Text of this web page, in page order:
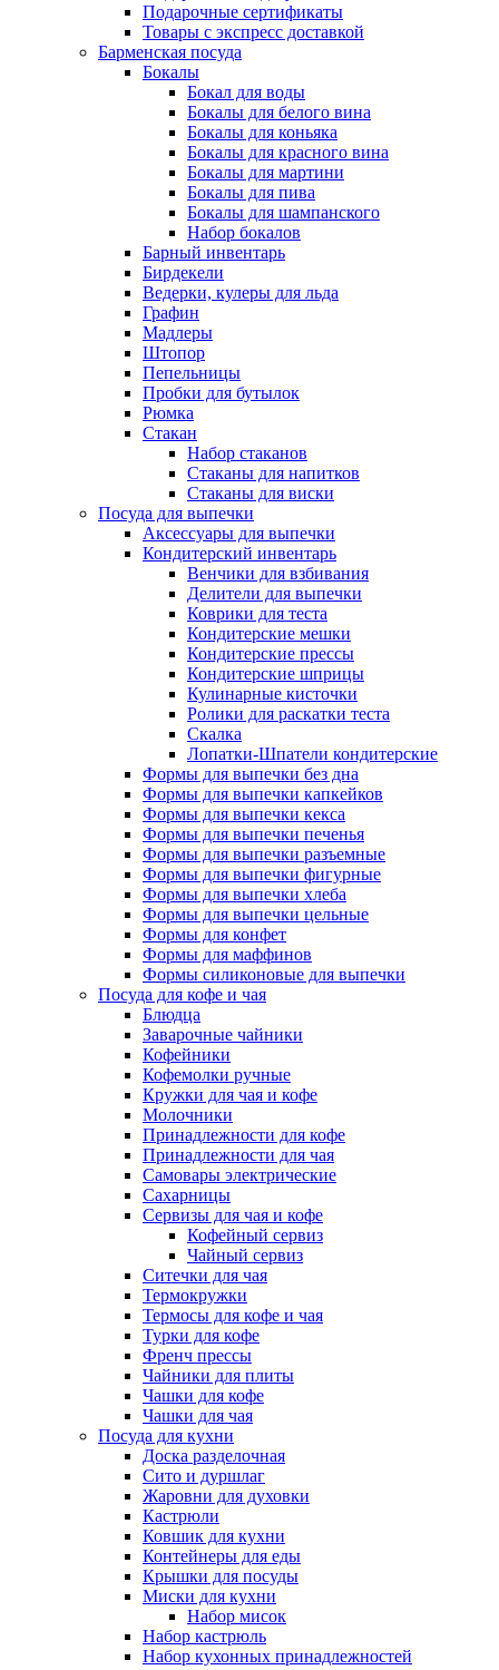
Подарочные сертификаты
Товары с экспресс доставкой
Барменская посуда
Бокалы
Бокал для воды
Бокалы для белого вина
Бокалы для коньяка
Бокалы для красного вина
Бокалы для мартини
Бокалы для пива
Бокалы для шампанского
Набор бокалов
Барный инвентарь
Бирдекели
Ведерки, кулеры для льда
Графин
Мадлеры
Штопор
Пепельницы
Пробки для бутылок
Рюмка
Стакан
Набор стаканов
Стаканы для напитков
Стаканы для виски
Посуда для выпечки
Аксессуары для выпечки
Кондитерский инвентарь
Венчики для взбивания
Делители для выпечки
Коврики для теста
Кондитерские мешки
Кондитерские прессы
Кондитерские шприцы
Кулинарные кисточки
Ролики для раскатки теста
Скалка
Лопатки-Шпатели кондитерские
Формы для выпечки без дна
Формы для выпечки капкейков
Формы для выпечки кекса
Формы для выпечки печенья
Формы для выпечки разъемные
Формы для выпечки фигурные
Формы для выпечки хлеба
Формы для выпечки цельные
Формы для конфет
Формы для маффинов
Формы силиконовые для выпечки
Посуда для кофе и чая
Блюдца
Заварочные чайники
Кофейники
Кофемолки ручные
Кружки для чая и кофе
Молочники
Принадлежности для кофе
Принадлежности для чая
Самовары электрические
Сахарницы
Сервизы для чая и кофе
Кофейный сервиз
Чайный сервиз
Ситечки для чая
Термокружки
Термосы для кофе и чая
Турки для кофе
Френч прессы
Чайники для плиты
Чашки для кофе
Чашки для чая
Посуда для кухни
Доска разделочная
Сито и дуршлаг
Жаровни для духовки
Кастрюли
Ковшик для кухни
Контейнеры для еды
Крышки для посуды
Миски для кухни
Набор мисок
Набор кастрюль
Набор кухонных принадлежностей